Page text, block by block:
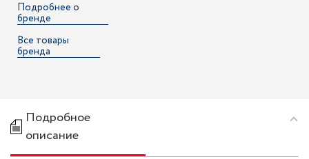
Подробнее о
бренде
Все товары
бренда
Подробное
описание